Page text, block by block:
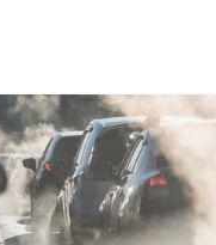
de l'air. Indice IQA. . .